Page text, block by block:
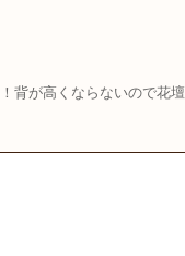
背が高くならないので花